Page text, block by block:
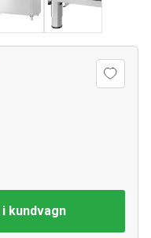
kundvagn